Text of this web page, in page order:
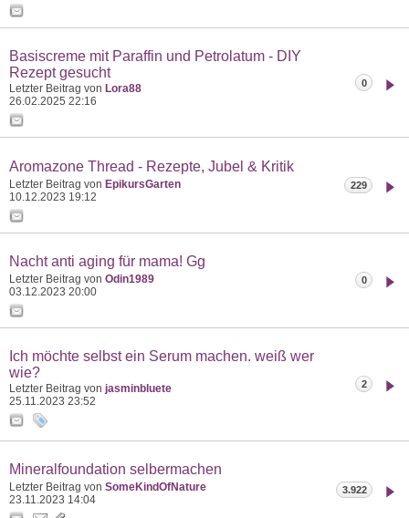
Basiscreme mit Paraffin und Petrolatum - DIY
Rezept gesucht
Letzter Beitrag von Lora88
26.02.2025 22:16
0
Aromazone Thread - Rezepte, Jubel & Kritik
Letzter Beitrag von EpikursGarten
10.12.2023 19:12
229
Nacht anti aging für mama! Gg
Letzter Beitrag von Odin1989
03.12.2023 20:00
0
Ich möchte selbst ein Serum machen. weiß wer
wie?
Letzter Beitrag von jasminbluete
25.11.2023 23:52
2
Mineralfoundation selbermachen
Letzter Beitrag von SomeKindOfNature
23.11.2023 14:04
3.922